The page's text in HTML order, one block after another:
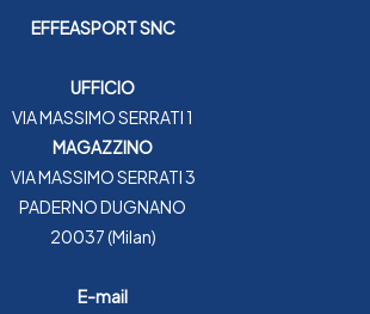
EFFEASPORT SNC
UFFICIO
VIA MASSIMO SERRATI 1
MAGAZZINO
VIA MASSIMO SERRATI 3
PADERNO DUGNANO
20037 (Milan)
E-mail